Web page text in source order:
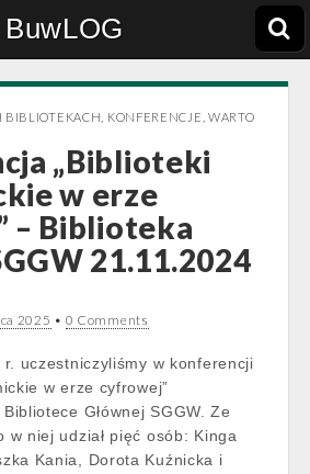
BuwLOG
BIBLIOTEKACH KONFERENCJE WARTO
„Biblioteki
w erze
– Biblioteka
21.11.2024
2025 • 0 Comments
uczestniczyliśmy w konferencji
w erze cyfrowej”
Głównej SGGW. Ze
w niej udział pięć osób: Kinga
Kania, Dorota Kuźnicka i